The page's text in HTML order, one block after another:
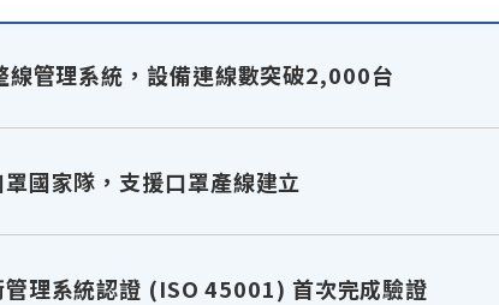
線管理系統，設備連線數突破2,000台
國家隊，支援口罩產線建立
管理系統認證 (ISO 45001) 首次完成驗證